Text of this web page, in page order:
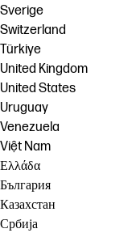
Sverige
Switzerland
Türkiye
United Kingdom
United States
Uruguay
Venezuela
Việt Nam
Ελλάδα
България
Казахстан
Србија